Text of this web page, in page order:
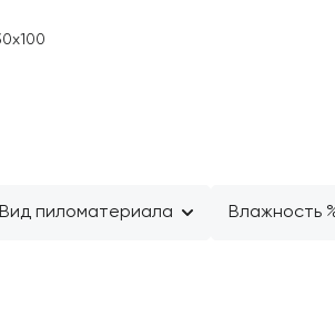
Вид пиломатериала Влажность